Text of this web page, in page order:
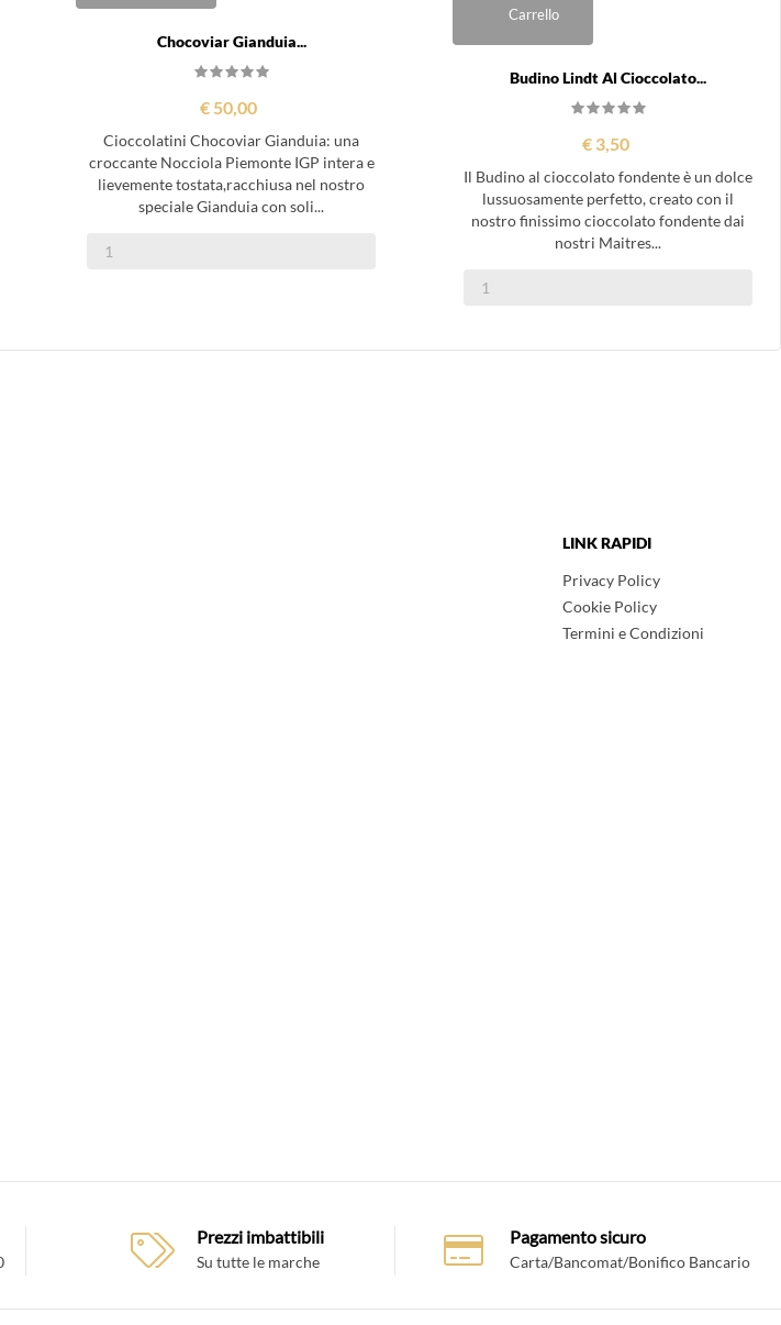
Chocoviar Gianduia...
€ 50,00
Cioccolatini Chocoviar Gianduia: una
croccante Nocciola Piemonte IGP intera e
lievemente tostata,racchiusa nel nostro
speciale Gianduia con soli...
Carrello
Budino Lindt Al Cioccolato...
€ 3,50
Il Budino al cioccolato fondente è un dolce
lussuosamente perfetto, creato con il
nostro finissimo cioccolato fondente dai
nostri Maitres...
LINK RAPIDI
Privacy Policy
Cookie Policy
Termini e Condizioni
Prezzi imbattibili
Su tutte le marche
Pagamento sicuro
Carta/Bancomat/Bonifico Bancario